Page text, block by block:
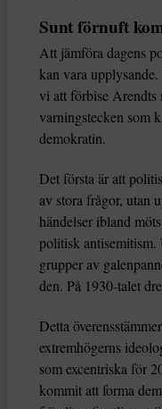
Sunt förnuft
Att jämföra dagens
kan vara
vi att förbise Arendts
varningstecken som
demokratin.
Det första är att
av stora frågor, utan
händelser ibland
politisk antisemitism.
grupper av
den. På 1930-talet
Detta
extremhögerns
som excentriska för
kommit att forma